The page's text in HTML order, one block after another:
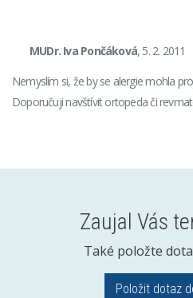
MUDr. Iva Pončáková, 5. 2. 2011
Nemyslím si, že by se alergie mohla
Doporučuji navštívit ortopeda či
Zaujal Vás
Také položte
Položit dotaz